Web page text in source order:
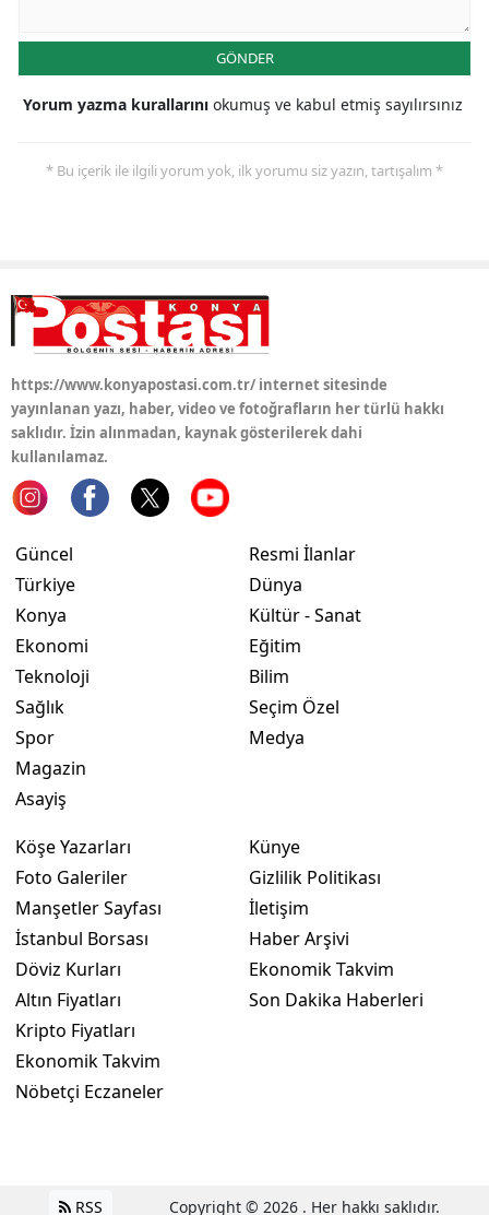
Tunceli
Uşak
Bayburt
Batman
Düzce
GÖNDER
Yorum yazma kurallarını okumuş ve kabul etmiş sayılırsınız
* Bu içerik ile ilgili yorum yok, ilk yorumu siz yazın, tartışalım *
https://www.konyapostasi.com.tr/ internet sitesinde
yayınlanan yazı, haber, video ve fotoğrafların her türlü hakkı
saklıdır. İzin alınmadan, kaynak gösterilerek dahi
kullanılamaz.
Güncel
Türkiye
Konya
Ekonomi
Teknoloji
Sağlık
Spor
Magazin
Asayiş
Resmi İlanlar
Dünya
Kültür - Sanat
Eğitim
Bilim
Seçim Özel
Medya
Köşe Yazarları
Foto Galeriler
Manşetler Sayfası
İstanbul Borsası
Döviz Kurları
Altın Fiyatları
Kripto Fiyatları
Ekonomik Takvim
Nöbetçi Eczaneler
Künye
Gizlilik Politikası
İletişim
Haber Arşivi
Ekonomik Takvim
Son Dakika Haberleri
RSS Copyright © 2026 . Her hakkı saklıdır.